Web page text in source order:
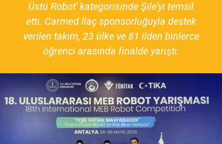
Üstü Robot' kategorisinde Şile'yi temsil
etti. Carmed İlaç sponsorluğuyla destek
verilen takım, 23 ülke ve 81 ilden binlerce
öğrenci arasında finalde yarıştı.